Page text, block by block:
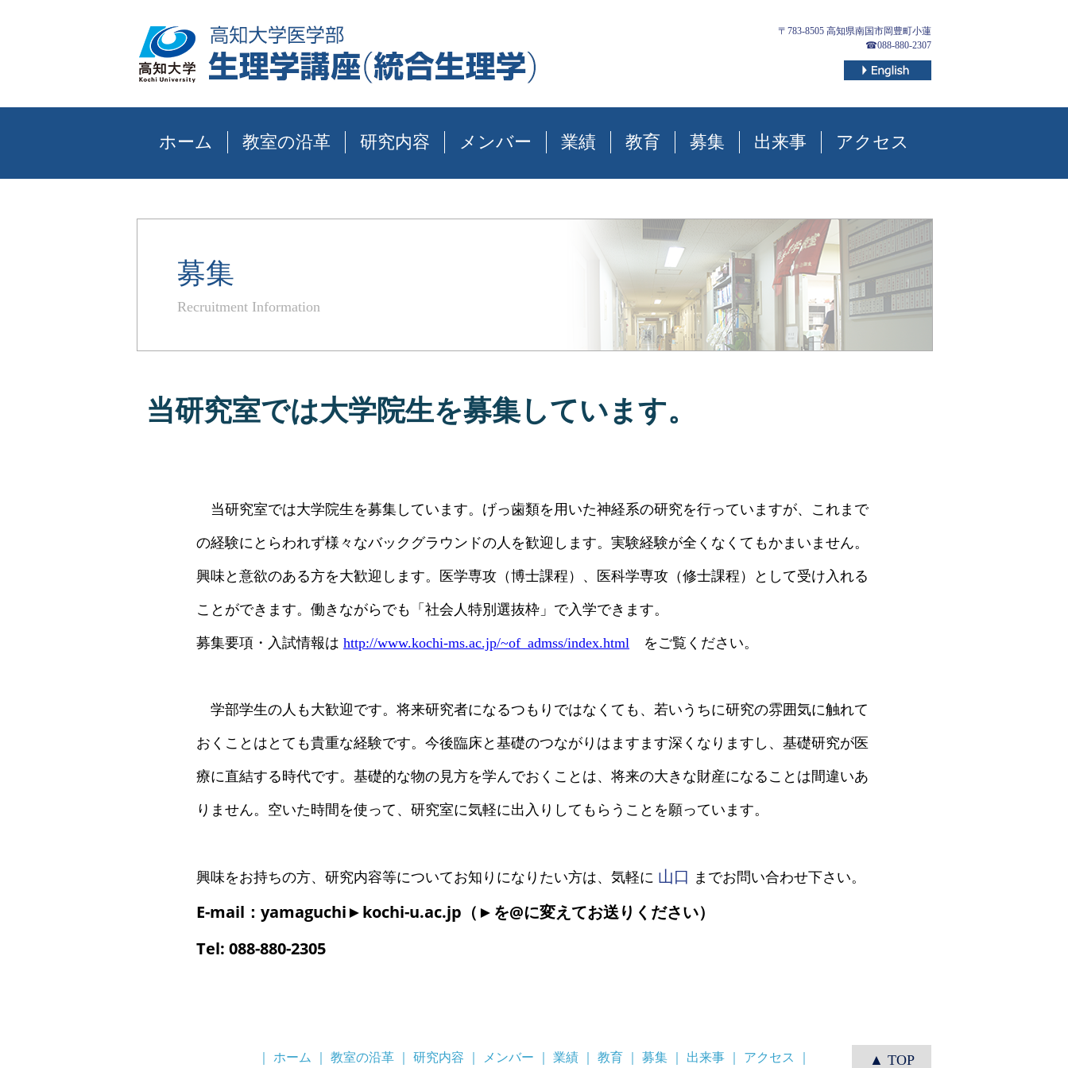
〒783-8505 高知県南国市岡豊町小蓮
☎088-880-2307
ホーム 教室の沿革 研究内容 メンバー 業績 教育 募集 出来事 アクセス
募集
Recruitment Information
当研究室では大学院生を募集しています。
当研究室では大学院生を募集しています。げっ歯類を用いた神経系の研究を行っていますが、これまで
の経験にとらわれず様々なバックグラウンドの人を歓迎します。実験経験が全くなくてもかまいません。
興味と意欲のある方を大歓迎します。医学専攻（博士課程）、医科学専攻（修士課程）として受け入れる
ことができます。働きながらでも「社会人特別選抜枠」で入学できます。
募集要項・入試情報は http://www.kochi-ms.ac.jp/~of_admss/index.html をご覧ください。
学部学生の人も大歓迎です。将来研究者になるつもりではなくても、若いうちに研究の雰囲気に触れて
おくことはとても貴重な経験です。今後臨床と基礎のつながりはますます深くなりますし、基礎研究が医
療に直結する時代です。基礎的な物の見方を学んでおくことは、将来の大きな財産になることは間違いあ
りません。空いた時間を使って、研究室に気軽に出入りしてもらうことを願っています。
興味をお持ちの方、研究内容等についてお知りになりたい方は、気軽に 山口 までお問い合わせ下さい。
E-mail：yamaguchi►kochi-u.ac.jp（►を@に変えてお送りください）
Tel: 088-880-2305
ホーム 教室の沿革 研究内容 メンバー 業績 教育 募集 出来事 アクセス ▲ TOP